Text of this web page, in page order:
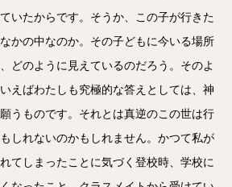
いたからです。そうか、この子が行きた
かの中なのか。その子どもに今いる場所
どのように見えているのだろう。そのよ
えばわたしも究極的な答えとしては、神
うものです。それとは真逆のこの世は行
しれないのかもしれません。かつて私が
てしまったことに気づく登校時、学校に